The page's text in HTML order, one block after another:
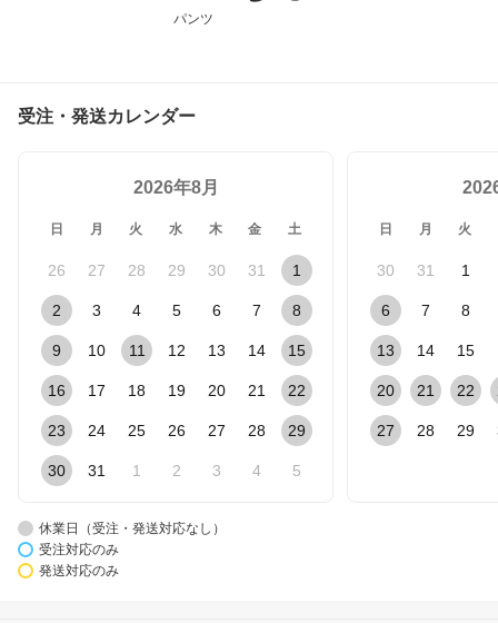
パンツ
受注・発送カレンダー
2026年8月
日 月 火 水 木 金 土
26 27 28 29 30 31 1
2 3 4 5 6 7 8
9 10 11 12 13 14 15
16 17 18 19 20 21 22
23 24 25 26 27 28 29
30 31 1 2 3 4 5
日 月 火
30 31 1
6 7 8
13 14 15
20 21 22
27 28 29
休業日（受注・発送対応なし）
受注対応のみ
発送対応のみ